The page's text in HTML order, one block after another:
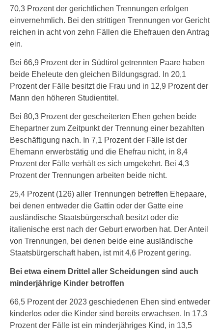
70,3 Prozent der gerichtlichen Trennungen erfolgen
einvernehmlich. Bei den strittigen Trennungen vor Gericht
reichen in acht von zehn Fällen die Ehefrauen den Antrag
ein.
Bei 66,9 Prozent der in Südtirol getrennten Paare haben
beide Eheleute den gleichen Bildungsgrad. In 20,1
Prozent der Fälle besitzt die Frau und in 12,9 Prozent der
Mann den höheren Studientitel.
Bei 80,3 Prozent der gescheiterten Ehen gehen beide
Ehepartner zum Zeitpunkt der Trennung einer bezahlten
Beschäftigung nach. In 7,1 Prozent der Fälle ist der
Ehemann erwerbstätig und die Ehefrau nicht, in 8,4
Prozent der Fälle verhält es sich umgekehrt. Bei 4,3
Prozent der Trennungen arbeiten beide nicht.
25,4 Prozent (126) aller Trennungen betreffen Ehepaare,
bei denen entweder die Gattin oder der Gatte eine
ausländische Staatsbürgerschaft besitzt oder die
italienische erst nach der Geburt erworben hat. Der Anteil
von Trennungen, bei denen beide eine ausländische
Staatsbürgerschaft haben, ist mit 4,6 Prozent gering.
Bei etwa einem Drittel aller Scheidungen sind auch
minderjährige Kinder betroffen
66,5 Prozent der 2023 geschiedenen Ehen sind entweder
kinderlos oder die Kinder sind bereits erwachsen. In 17,3
Prozent der Fälle ist ein minderjähriges Kind, in 13,5